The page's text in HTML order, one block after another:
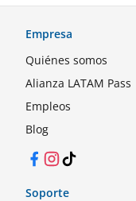
Empresa
Quiénes somos
Alianza LATAM Pass
Empleos
Blog
Facebook
Instagram
TikTok
Soporte